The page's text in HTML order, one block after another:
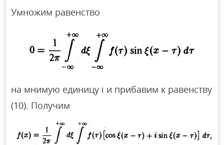
Умножим равенство
на мнимую единицу i и прибавим к равенству
(10). Получим